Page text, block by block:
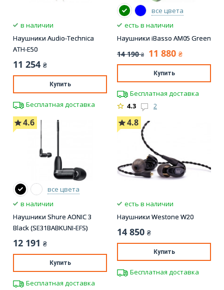
в наличии
Наушники Audio-Technica
ATH-E50
11 254 ₴
Купить
Бесплатная доставка
все цвета
есть в наличии
Наушники iBasso AM05 Green
14 190 ₴ 11 880 ₴
Купить
Бесплатная доставка
4.3
2
4.6
все цвета
в наличии
Наушники Shure AONIC 3
Black (SE31BABKUNI-EFS)
12 191 ₴
Купить
Бесплатная доставка
4.8
есть в наличии
Наушники Westone W20
14 850 ₴
Купить
Бесплатная доставка